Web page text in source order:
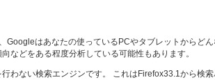
はあなたの使っているPCやタブレットから
などをある程度分析している可能性もあります。
わない検索エンジンです。 これはFirefox33.1から検索